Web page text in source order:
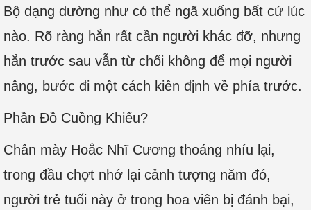
Bộ dạng dường như có thể ngã xuống bất cứ lúc
nào. Rõ ràng hắn rất cần người khác đỡ, nhưng
hắn trước sau vẫn từ chối không để mọi người
nâng, bước đi một cách kiên định về phía trước.
Phần Đồ Cuồng Khiếu?
Chân mày Hoắc Nhĩ Cương thoáng nhíu lại,
trong đầu chợt nhớ lại cảnh tượng năm đó,
người trẻ tuổi này ở trong hoa viên bị đánh bại,